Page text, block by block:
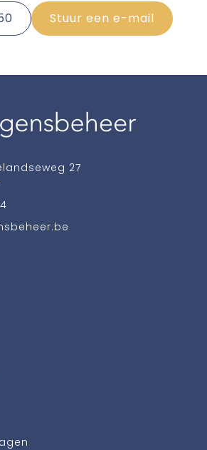
Stuur een e-mail
27